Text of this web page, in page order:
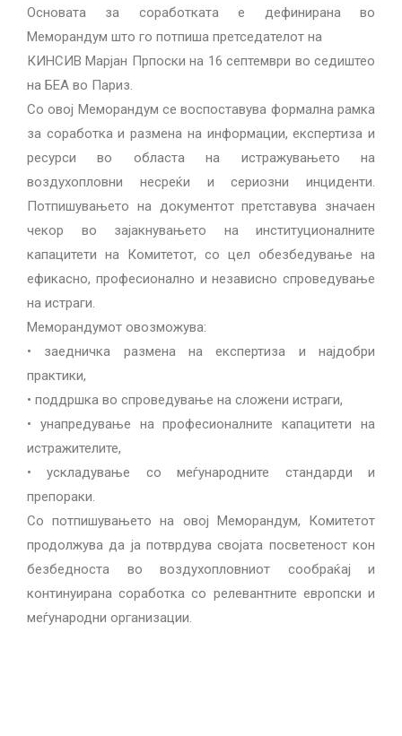
Основата за соработката е дефинирана во
Меморандум што го потпиша претседателот на
КИНСИВ Марјан Прпоски на 16 септември во седиштео
на БЕА во Париз.
Со овој Меморандум се воспоставува формална рамка
за соработка и размена на информации, експертиза и
ресурси во областа на истражувањето на
воздухопловни несреќи и сериозни инциденти.
Потпишувањето на документот претставува значаен
чекор во зајакнувањето на институционалните
капацитети на Комитетот, со цел обезбедување на
ефикасно, професионално и независно спроведување
на истраги.
Меморандумот овозможува:
• заедничка размена на експертиза и најдобри
практики,
• поддршка во спроведување на сложени истраги,
• унапредување на професионалните капацитети на
истражителите,
• ускладување со меѓународните стандарди и
препораки.
Со потпишувањето на овој Меморандум, Комитетот
продолжува да ја потврдува својата посветеност кон
безбедноста во воздухопловниот сообраќај и
континуирана соработка со релевантните европски и
меѓународни организации.